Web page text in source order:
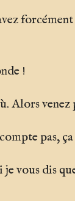
forcément
!
Alors venez
pas, ça
vous dis